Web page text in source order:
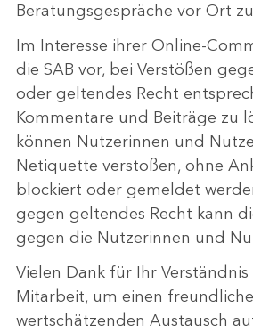
Beratungsgespräche vor Ort
Im Interesse ihrer Online-
die SAB vor, bei Verstößen
oder geltendes Recht
Kommentare und Beiträge zu
können Nutzerinnen und
Netiquette verstoßen, ohne
blockiert oder gemeldet
gegen geltendes Recht kann
gegen die Nutzerinnen und
Vielen Dank für Ihr
Mitarbeit, um einen
wertschätzenden Austausch